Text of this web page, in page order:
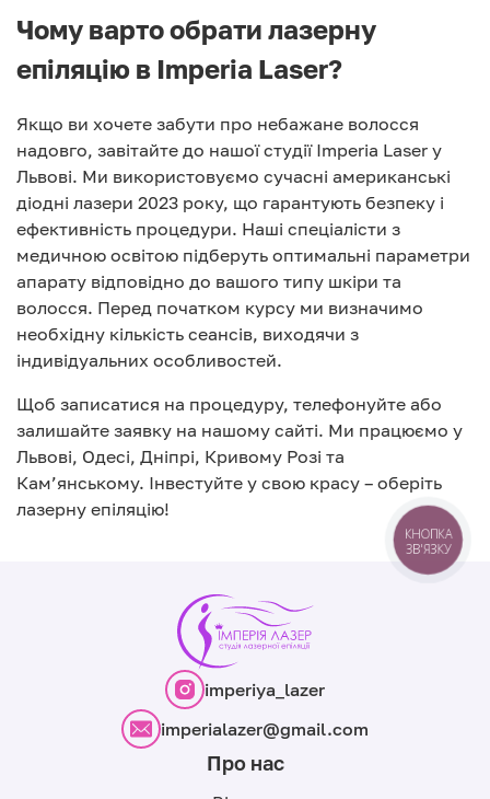
Чому варто обрати лазерну
епіляцію в Imperia Laser?
Якщо ви хочете забути про небажане волосся
надовго, завітайте до нашої студії Imperia Laser у
Львові. Ми використовуємо сучасні американські
діодні лазери 2023 року, що гарантують безпеку і
ефективність процедури. Наші спеціалісти з
медичною освітою підберуть оптимальні параметри
апарату відповідно до вашого типу шкіри та
волосся. Перед початком курсу ми визначимо
необхідну кількість сеансів, виходячи з
індивідуальних особливостей.
Щоб записатися на процедуру, телефонуйте або
залишайте заявку на нашому сайті. Ми працюємо у
Львові, Одесі, Дніпрі, Кривому Розі та
Кам’янському. Інвестуйте у свою красу – оберіть
лазерну епіляцію!
imperiya_lazer
imperialazer@gmail.com
Про нас
КНОПКА
ЗВ'ЯЗКУ